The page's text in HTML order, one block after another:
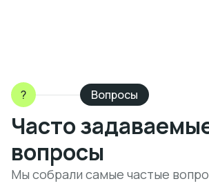
? Вопросы
Часто
вопросы
Мы собрали самые частые